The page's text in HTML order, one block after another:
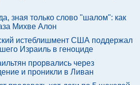
зная только слово "шалом": как
Михве Алон
истеблишмент США поддержал
Израиль в геноциде
прорвались через
и проникли в Ливан